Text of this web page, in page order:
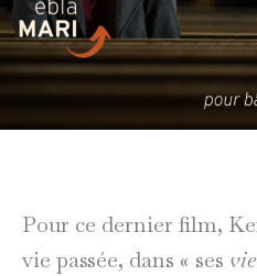
Pour ce dernier film,
vie passée, dans « ses